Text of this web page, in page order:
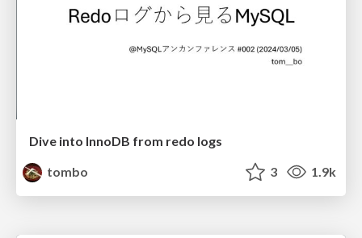
Dive into InnoDB from redo logs
tombo
3 1.9k